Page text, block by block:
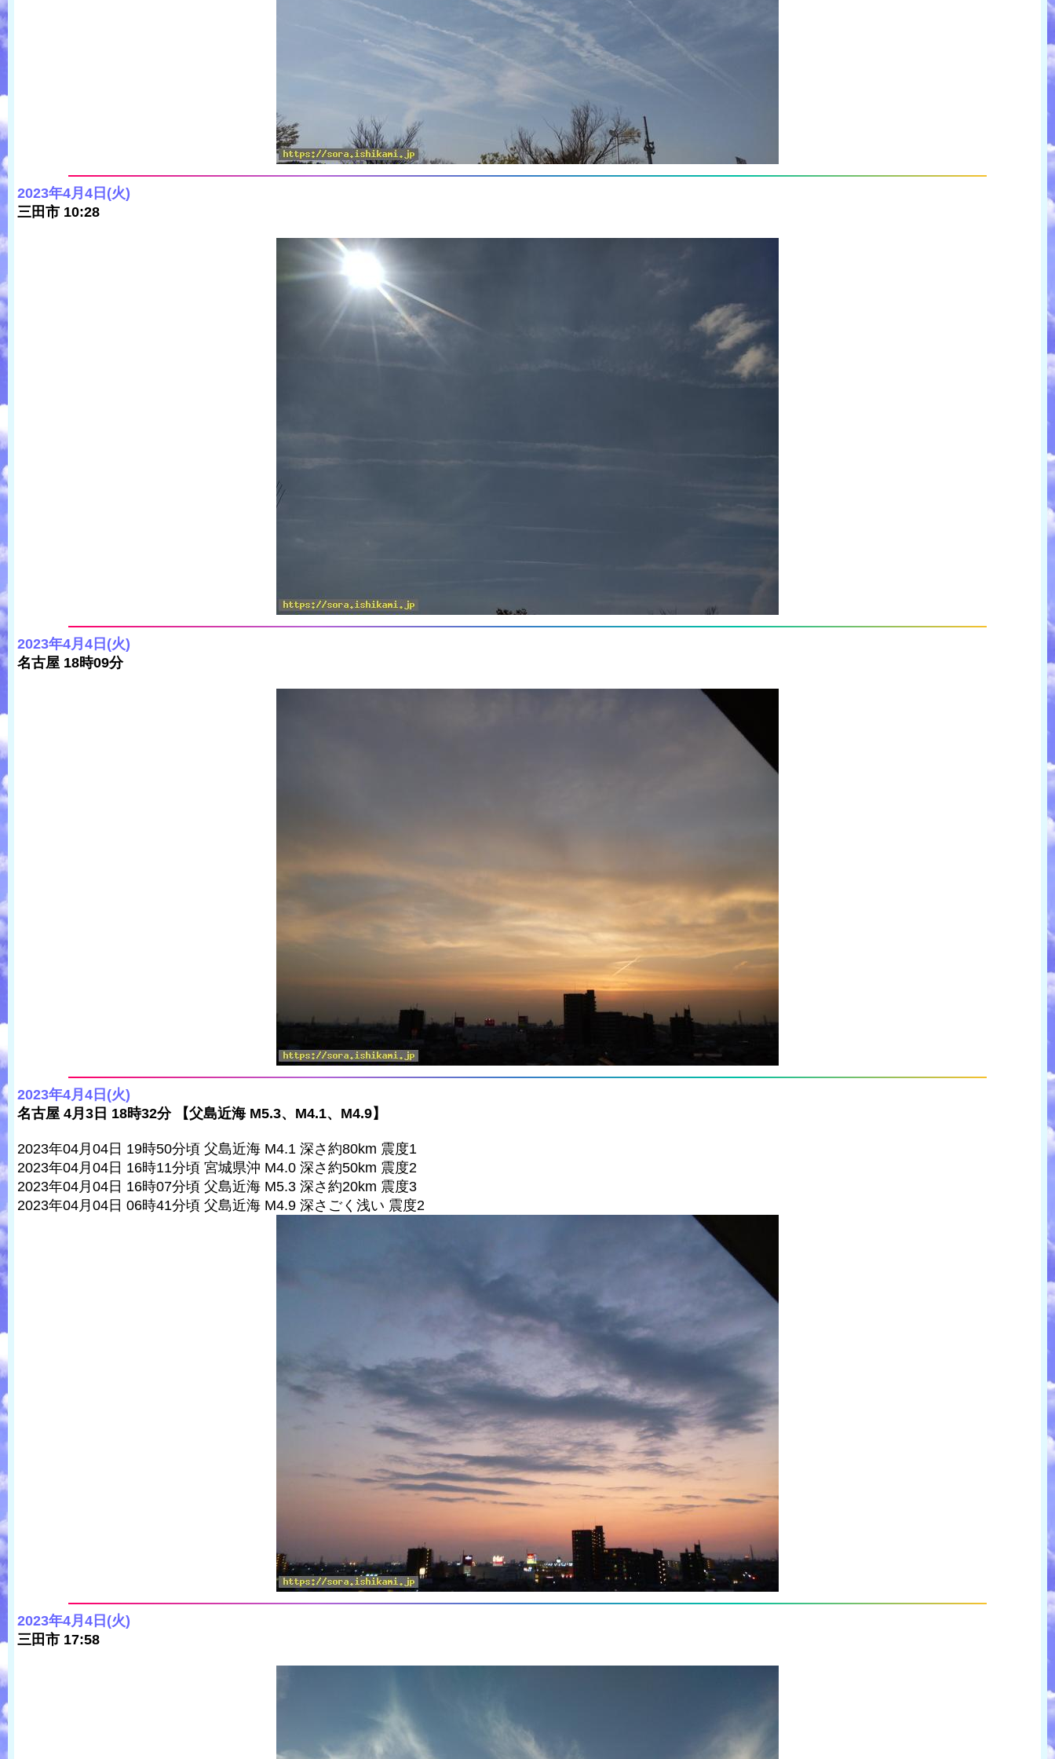
2023年4月4日(火)
三田市 10:28
2023年4月4日(火)
名古屋 18時09分
2023年4月4日(火)
名古屋 4月3日 18時32分 【父島近海 M5.3、M4.1、M4.9】
2023年04月04日 19時50分頃 父島近海 M4.1 深さ約80km 震度1
2023年04月04日 16時11分頃 宮城県沖 M4.0 深さ約50km 震度2
2023年04月04日 16時07分頃 父島近海 M5.3 深さ約20km 震度3
2023年04月04日 06時41分頃 父島近海 M4.9 深さごく浅い 震度2
2023年4月4日(火)
三田市 17:58